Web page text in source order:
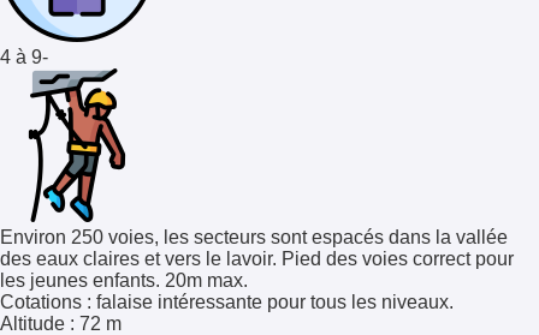
4 à 9-
Environ 250 voies, les secteurs sont espacés dans la vallée
des eaux claires et vers le lavoir. Pied des voies correct pour
les jeunes enfants. 20m max.
Cotations : falaise intéressante pour tous les niveaux.
Altitude : 72 m